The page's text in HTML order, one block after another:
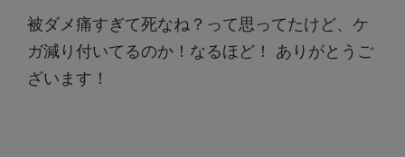
被ダメ痛すぎて死なね？って思ってたけど、ケ
ガ減り付いてるのか！なるほど！ ありがとうご
ざいます！